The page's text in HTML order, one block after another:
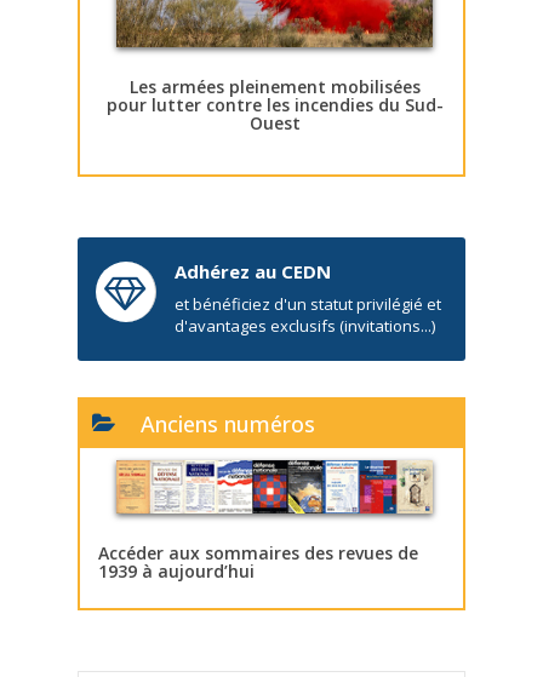
Les armées pleinement mobilisées
pour lutter contre les incendies du Sud-
Ouest
Adhérez au CEDN
et bénéficiez d'un statut privilégié et
d'avantages exclusifs (invitations...)
Anciens numéros
Accéder aux sommaires des revues de
1939 à aujourd’hui